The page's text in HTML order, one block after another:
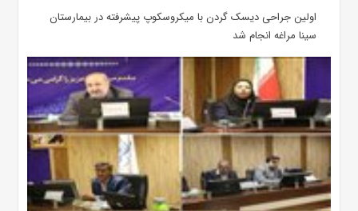
اولین جراحی دیسک گردن با میکروسکوپ پیشرفته در بیمارستان
سینا مراغه انجام شد